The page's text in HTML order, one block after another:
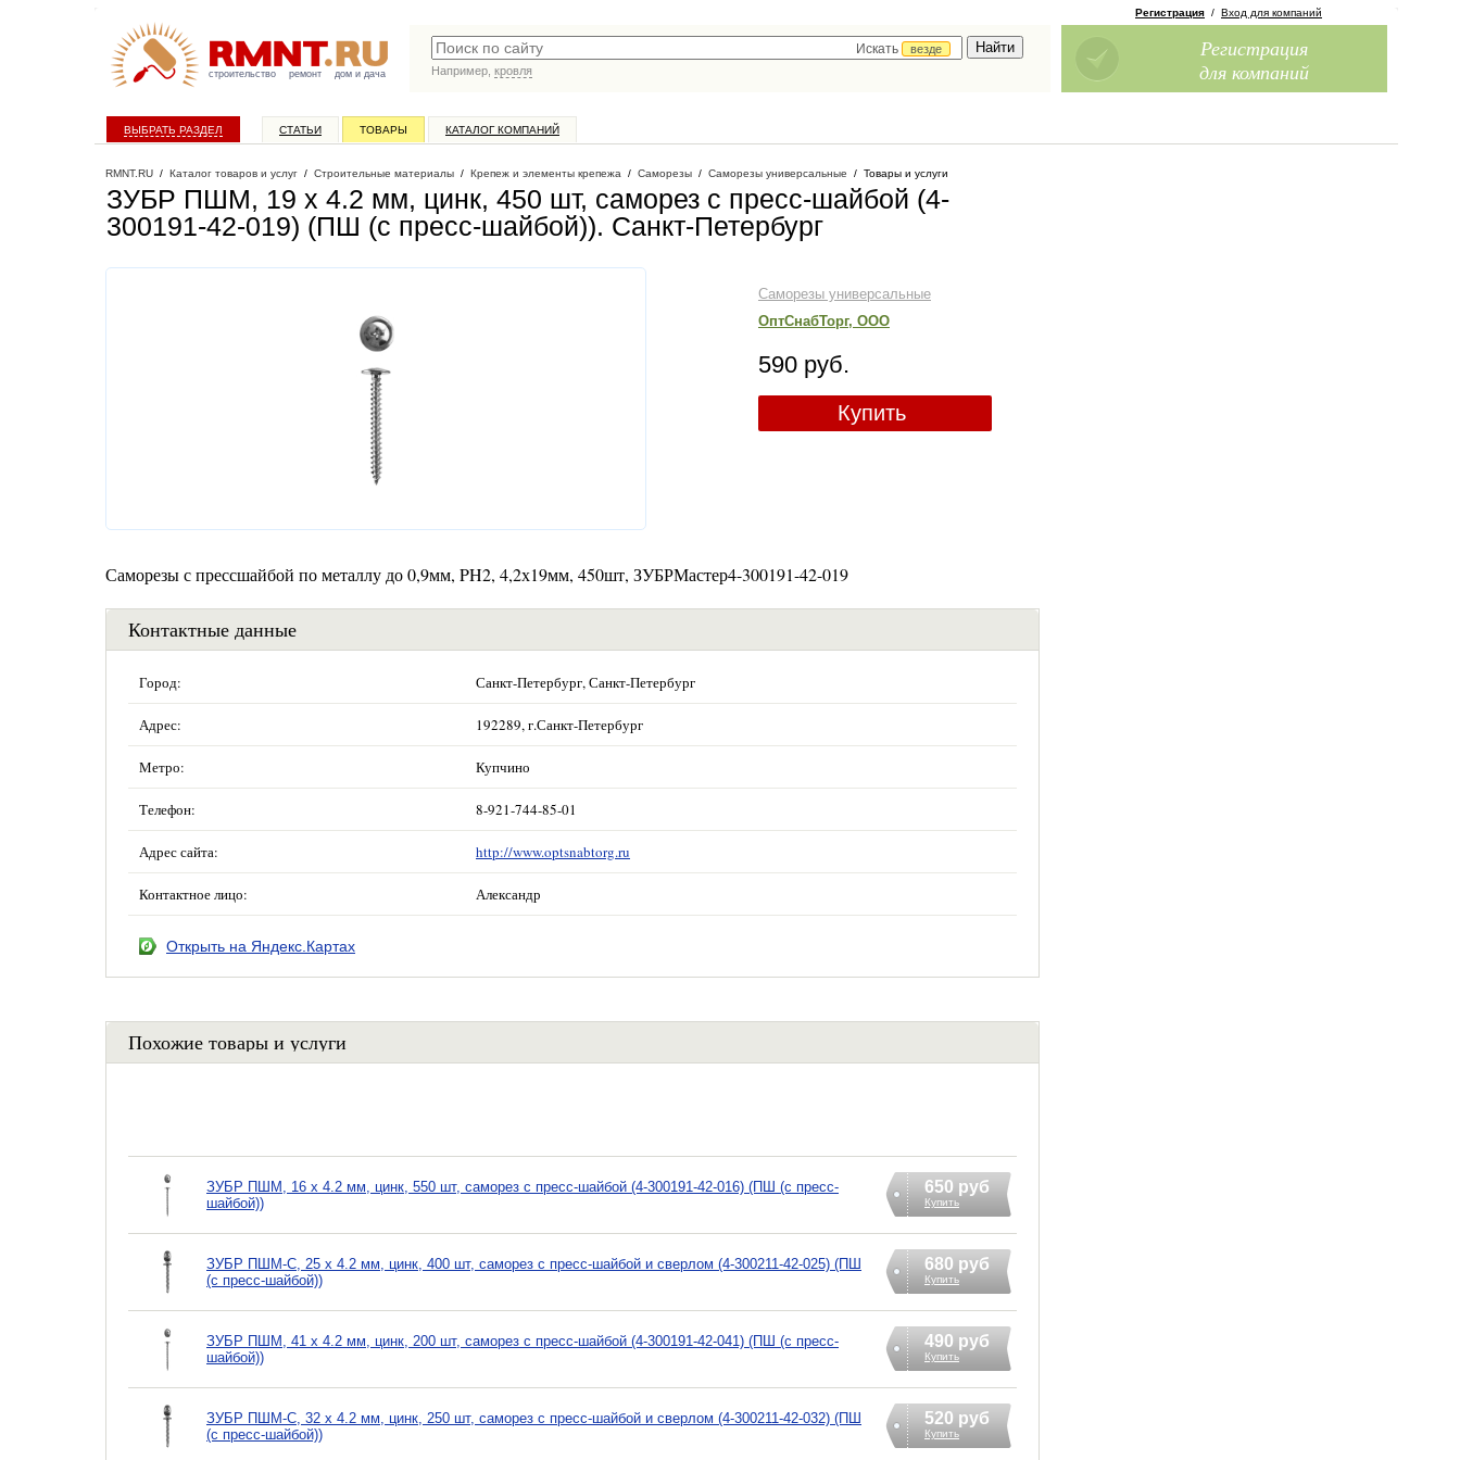
строительство ремонт дом и дача
Искать
везде
Например, кровля
Регистрация / Вход для компаний
Регистрация
для компаний
ВЫБРАТЬ РАЗДЕЛ СТАТЬИ ТОВАРЫ КАТАЛОГ КОМПАНИЙ
RMNT.RU / Каталог товаров и услуг / Строительные материалы / Крепеж и элементы крепежа / Саморезы / Саморезы универсальные / Товары и услуги
ЗУБР ПШМ, 19 х 4.2 мм, цинк, 450 шт, саморез c пресс-шайбой (4-
300191-42-019) (ПШ (с пресс-шайбой)). Санкт-Петербург
Саморезы универсальные
ОптСнабТорг, ООО
590 руб.
Купить
Саморезы с прессшайбой по металлу до 0,9мм, PH2, 4,2х19мм, 450шт, ЗУБРМастер4-300191-42-019
Контактные данные
Город: Санкт-Петербург, Санкт-Петербург
Адрес: 192289, г.Санкт-Петербург
Метро: Купчино
Телефон: 8-921-744-85-01
Адрес сайта: http://www.optsnabtorg.ru
Контактное лицо: Александр
Открыть на Яндекс.Картах
Похожие товары и услуги
ЗУБР ПШМ, 16 х 4.2 мм, цинк, 550 шт, саморез c пресс-шайбой (4-300191-42-016) (ПШ (с пресс-
шайбой))
650 руб
Купить
ЗУБР ПШМ-С, 25 х 4.2 мм, цинк, 400 шт, саморез с пресс-шайбой и сверлом (4-300211-42-025) (ПШ
(с пресс-шайбой))
680 руб
Купить
ЗУБР ПШМ, 41 х 4.2 мм, цинк, 200 шт, саморез c пресс-шайбой (4-300191-42-041) (ПШ (с пресс-
шайбой))
490 руб
Купить
ЗУБР ПШМ-С, 32 х 4.2 мм, цинк, 250 шт, саморез с пресс-шайбой и сверлом (4-300211-42-032) (ПШ
(с пресс-шайбой))
520 руб
Купить